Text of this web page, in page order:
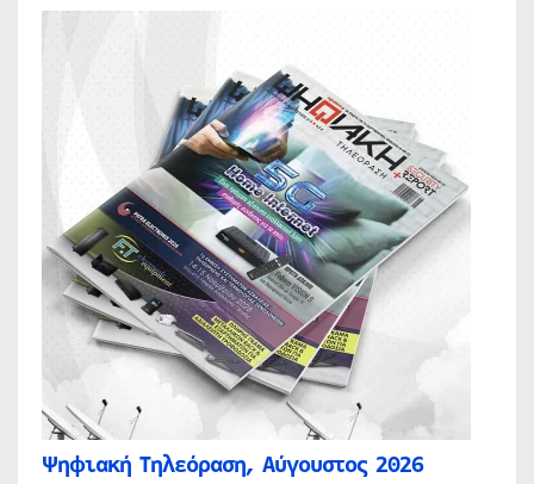
Ψηφιακή Τηλεόραση, Αύγουστος 2026